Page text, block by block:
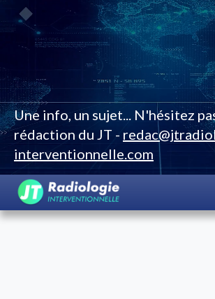
Une info, un sujet... N'hésitez
rédaction du JT -
interventionnelle.com